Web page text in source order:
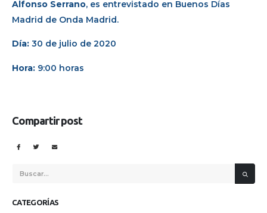
Alfonso Serrano, es entrevistado en Buenos Días
Madrid de Onda Madrid.
Día: 30 de julio de 2020
Hora: 9:00 horas
Compartir post
CATEGORÍAS